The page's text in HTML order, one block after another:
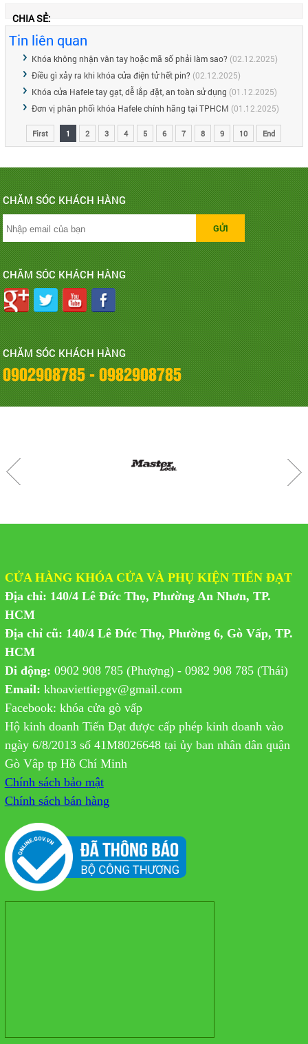
CHIA SẺ:
Tin liên quan
Khóa không nhận vân tay hoặc mã số phải làm sao?(02.12.2025)
Điều gì xảy ra khi khóa cửa điện tử hết pin?(02.12.2025)
Khóa cửa Hafele tay gạt, dễ lắp đặt, an toàn sử dụng (01.12.2025)
Đơn vị phân phối khóa Hafele chính hãng tại TPHCM (01.12.2025)
First 1 2 3 4 5 6 7 8 9 10 End
CHĂM SÓC KHÁCH HÀNG
CHĂM SÓC KHÁCH HÀNG
CHĂM SÓC KHÁCH HÀNG
0902908785 - 0982908785
CỬA HÀNG KHÓA CỬA VÀ PHỤ KIỆN TIẾN ĐẠT
Địa chỉ: 140/4 Lê Đức Thọ, Phường An Nhơn, TP.
HCM
Địa chỉ cũ: 140/4 Lê Đức Thọ, Phường 6, Gò Vấp, TP.
HCM
Di động: 0902 908 785 (Phượng) - 0982 908 785 (Thái)
Email: khoaviettiepgv@gmail.com
Facebook: khóa cửa gò vấp
Hộ kinh doanh Tiến Đạt được cấp phép kinh doanh vào
ngày 6/8/2013 số 41M8026648 tại ủy ban nhân dân quận
Gò Vâp tp Hồ Chí Minh
Chính sách bảo mật
Chính sách bán hàng